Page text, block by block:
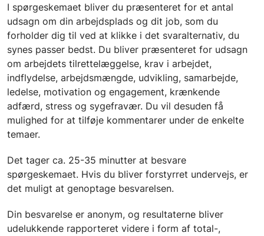
I spørgeskemaet bliver du præsenteret for et antal
udsagn om din arbejdsplads og dit job, som du
forholder dig til ved at klikke i det svaralternativ, du
synes passer bedst. Du bliver præsenteret for udsagn
om arbejdets tilrettelæggelse, krav i arbejdet,
indflydelse, arbejdsmængde, udvikling, samarbejde,
ledelse, motivation og engagement, krænkende
adfærd, stress og sygefravær. Du vil desuden få
mulighed for at tilføje kommentarer under de enkelte
temaer.
Det tager ca. 25-35 minutter at besvare
spørgeskemaet. Hvis du bliver forstyrret undervejs, er
det muligt at genoptage besvarelsen.
Din besvarelse er anonym, og resultaterne bliver
udelukkende rapporteret videre i form af total-,